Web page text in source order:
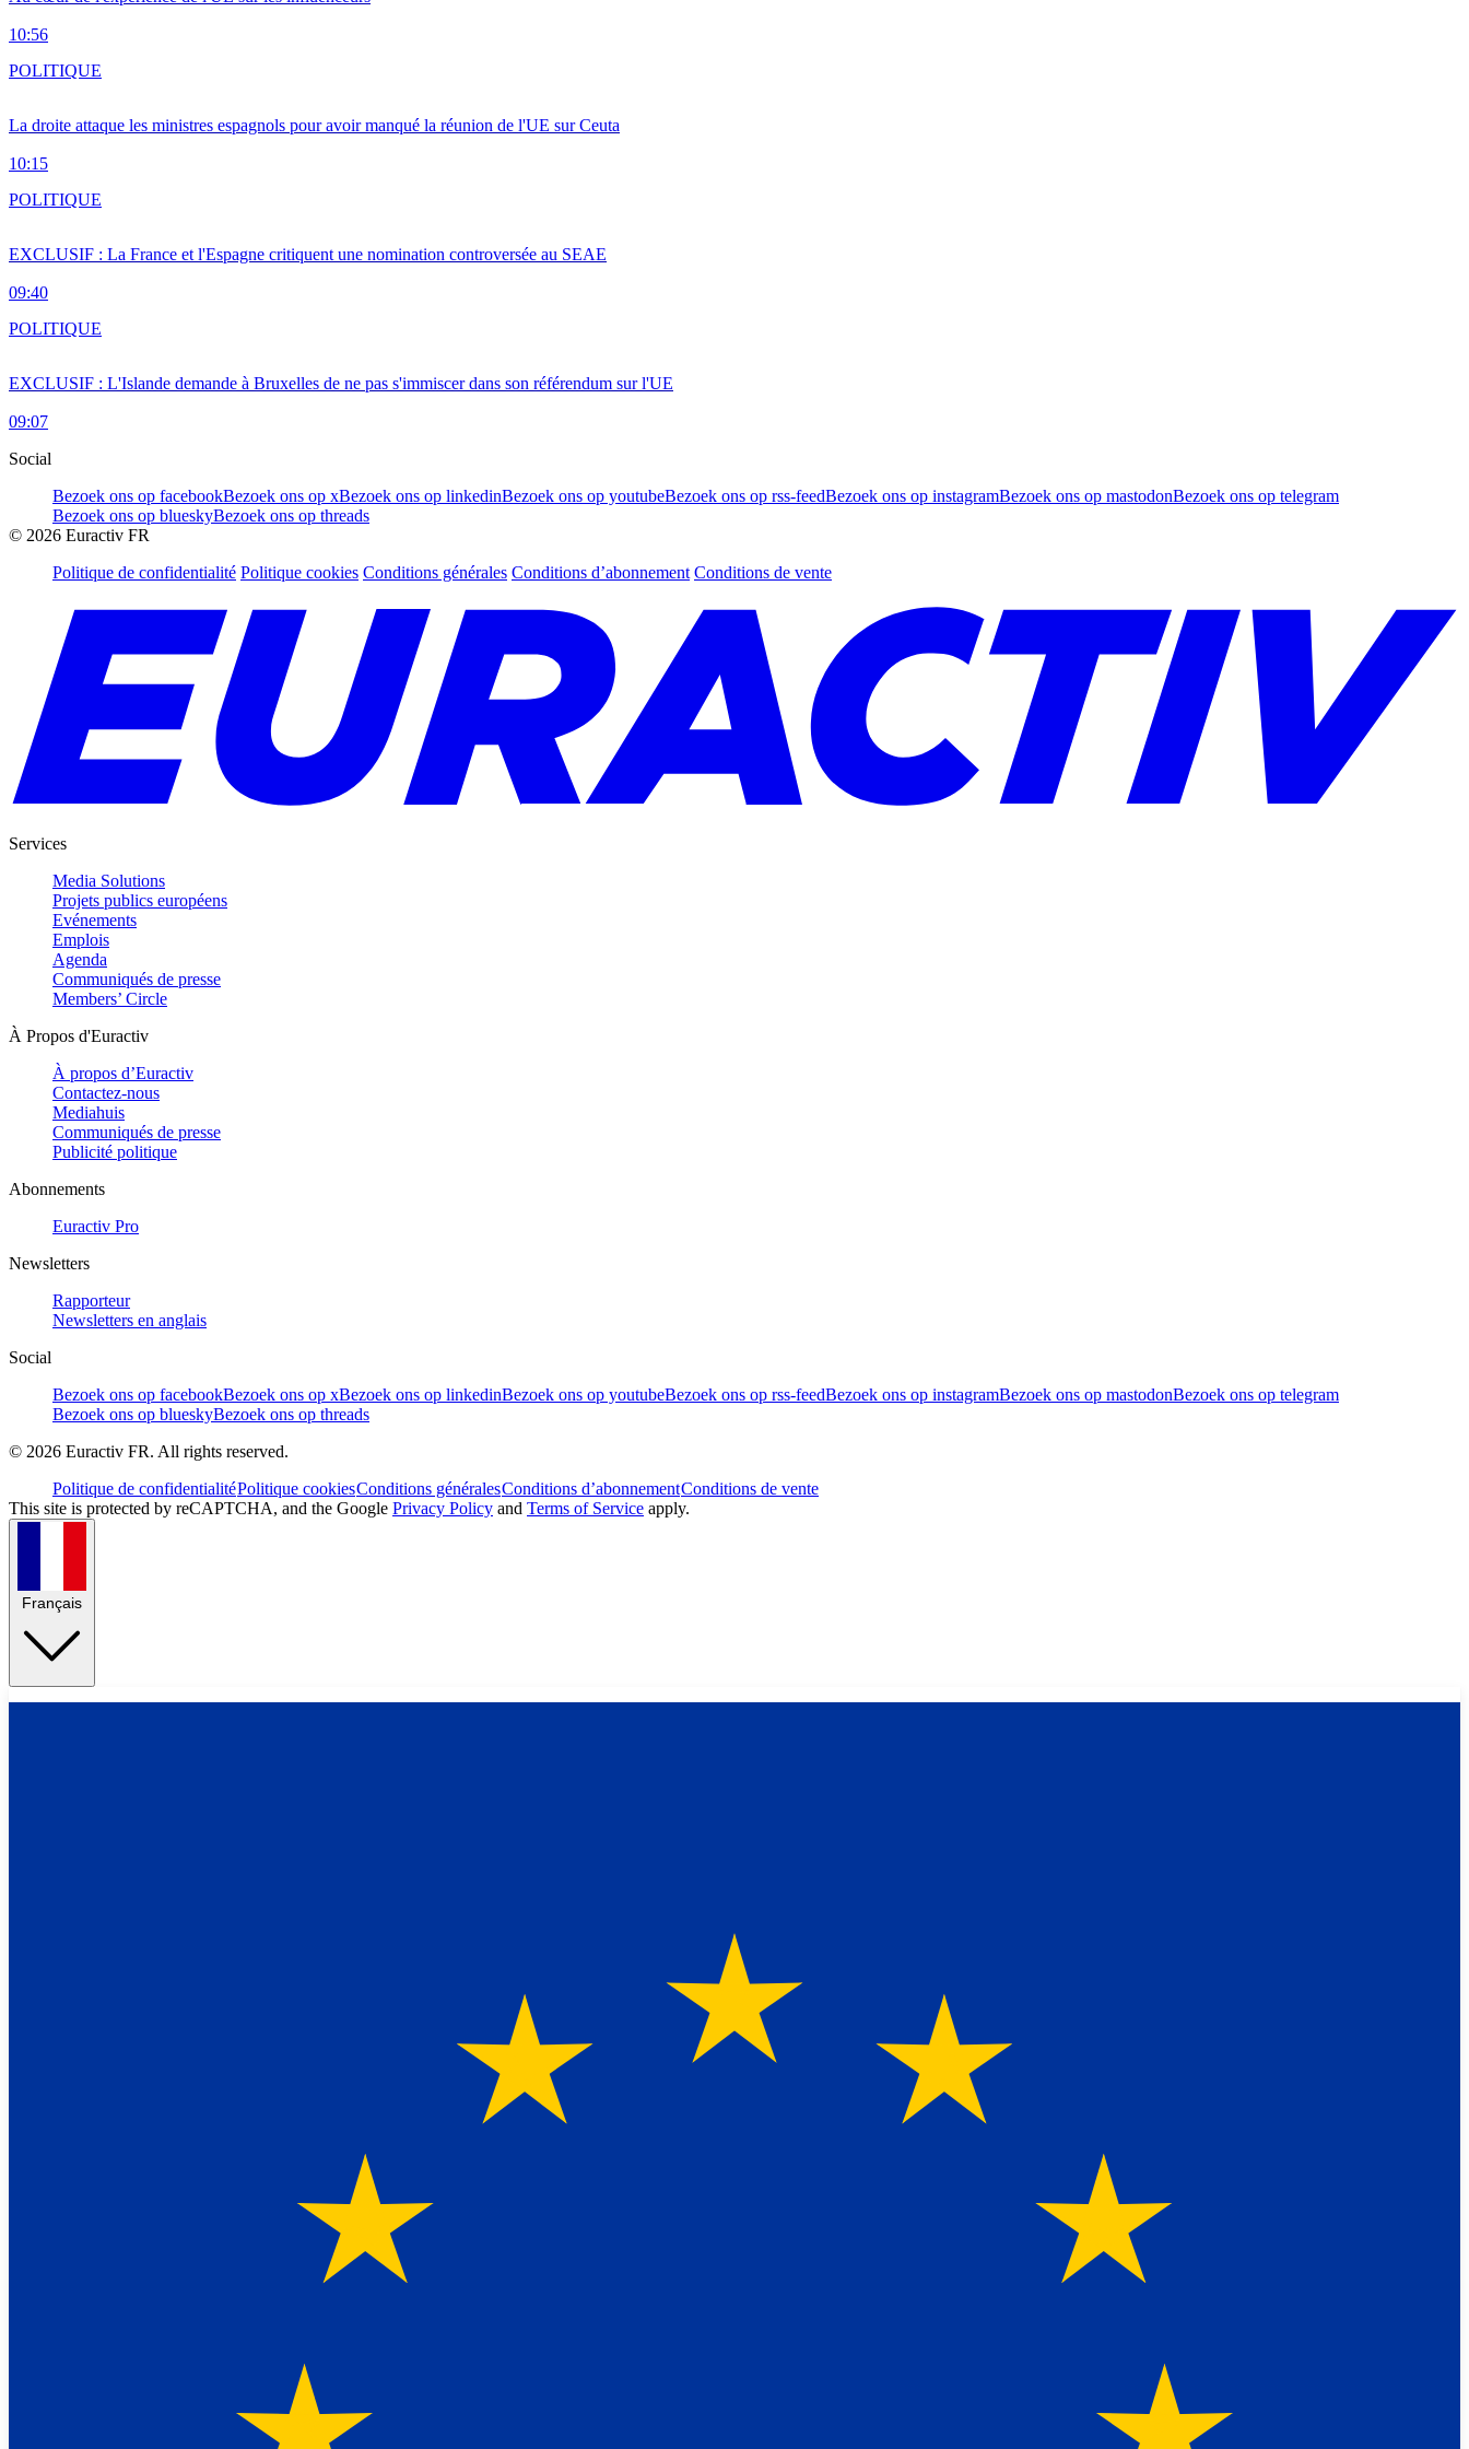
10:56
La droite attaque les ministres espagnols pour avoir manqué la réunion de l'UE sur Ceuta
10:15
POLITIQUE
EXCLUSIF : La France et l'Espagne critiquent une nomination controversée au SEAE
09:40
POLITIQUE
EXCLUSIF : L'Islande demande à Bruxelles de ne pas s'immiscer dans son référendum sur l'UE
09:07
POLITIQUE
Social
Bezoek ons op facebookBezoek ons op xBezoek ons op linkedinBezoek ons op youtubeBezoek ons op rss-feedBezoek ons op instagramBezoek ons op mastodonBezoek ons op telegram
Bezoek ons op blueskyBezoek ons op threads
© 2026 Euractiv FR
Politique de confidentialité Politique cookies Conditions générales Conditions d’abonnement Conditions de vente
Services
Media Solutions
Projets publics européens
Evénements
Emplois
Agenda
Communiqués de presse
Members’ Circle
À Propos d'Euractiv
À propos d’Euractiv
Contactez-nous
Mediahuis
Communiqués de presse
Publicité politique
Abonnements
Euractiv Pro
Newsletters
Rapporteur
Newsletters en anglais
Social
Bezoek ons op facebookBezoek ons op xBezoek ons op linkedinBezoek ons op youtubeBezoek ons op rss-feedBezoek ons op instagramBezoek ons op mastodonBezoek ons op telegram
Bezoek ons op blueskyBezoek ons op threads
© 2026 Euractiv FR. All rights reserved.
Politique de confidentialitéPolitique cookiesConditions généralesConditions d’abonnementConditions de vente
This site is protected by reCAPTCHA, and the Google Privacy Policy and Terms of Service apply.
Français